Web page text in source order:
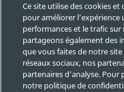
Ce site utilise des cookies
pour améliorer
performances et le trafic
partageons également des
que vous faites de notre
réseaux sociaux, nos
partenaires d’analyse.
notre politique de